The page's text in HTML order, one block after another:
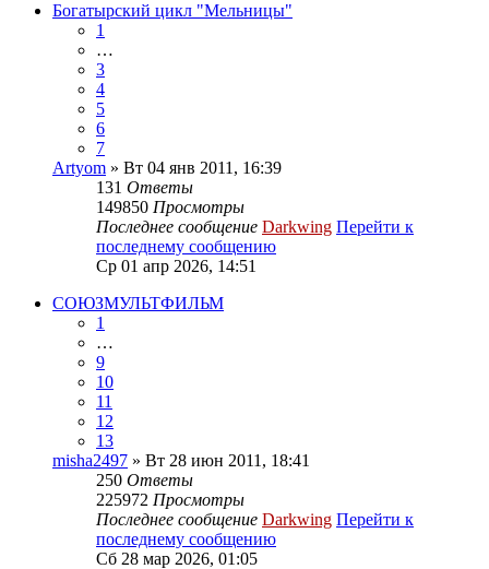
Богатырский цикл "Мельницы"
1
…
3
4
5
6
7
Artyom » Вт 04 янв 2011, 16:39
131 Ответы
149850 Просмотры
Последнее сообщение Darkwing Перейти к
последнему сообщению
Ср 01 апр 2026, 14:51
СОЮЗМУЛЬТФИЛЬМ
1
…
9
10
11
12
13
misha2497 » Вт 28 июн 2011, 18:41
250 Ответы
225972 Просмотры
Последнее сообщение Darkwing Перейти к
последнему сообщению
Сб 28 мар 2026, 01:05